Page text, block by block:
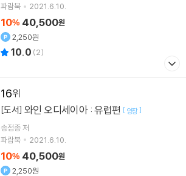
파람북
2021.6.10.
10% 40,500원
2,250원
10.0 (2)
16
[도서] 와인 오디세이아 : 유럽편 [ 양장]
송점종저
파람북
2021.6.10.
10% 40,500원
2,250원